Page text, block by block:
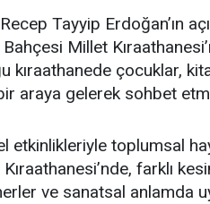
Tayyip Erdoğan’ın
Millet
kıraathanede çocuklar,
araya gelerek sohbet
etkinlikleriyle toplumsal
farklı
ve sanatsal anlamda